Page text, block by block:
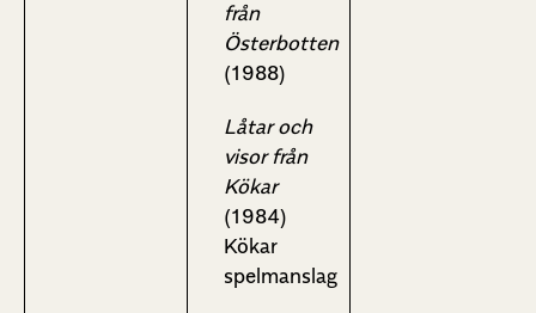
från
Österbotten
(1988)
Låtar och
visor från
Kökar
(1984)
Kökar
spelmanslag